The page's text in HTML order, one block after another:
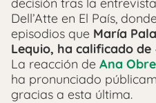
Dell’Atte en El País,
episodios que María
Lequio, ha calificado de
La reacción de Ana
ha pronunciado
gracias a esta última.